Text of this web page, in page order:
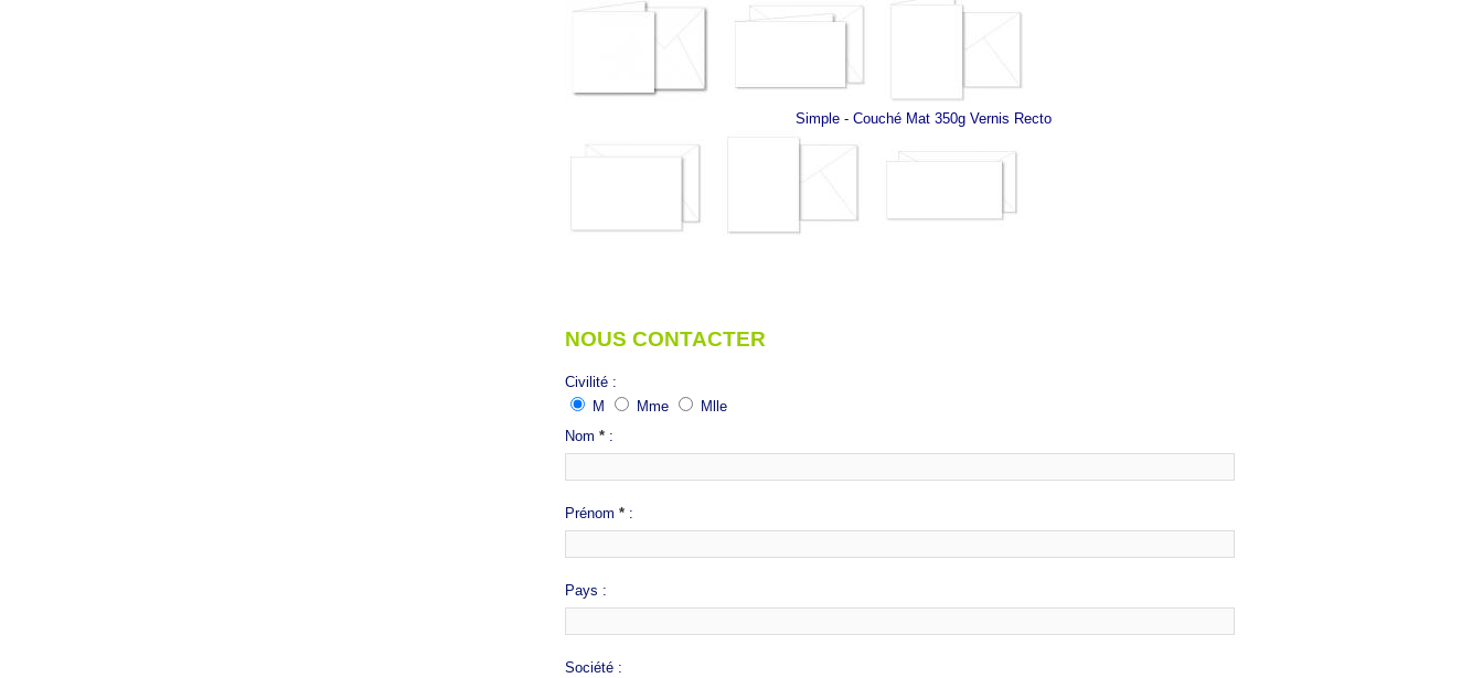
Simple - Couché Mat 350g Vernis Recto
NOUS CONTACTER
Civilité :
M
Mme
Mlle
Nom * :
Prénom * :
Pays :
Société :